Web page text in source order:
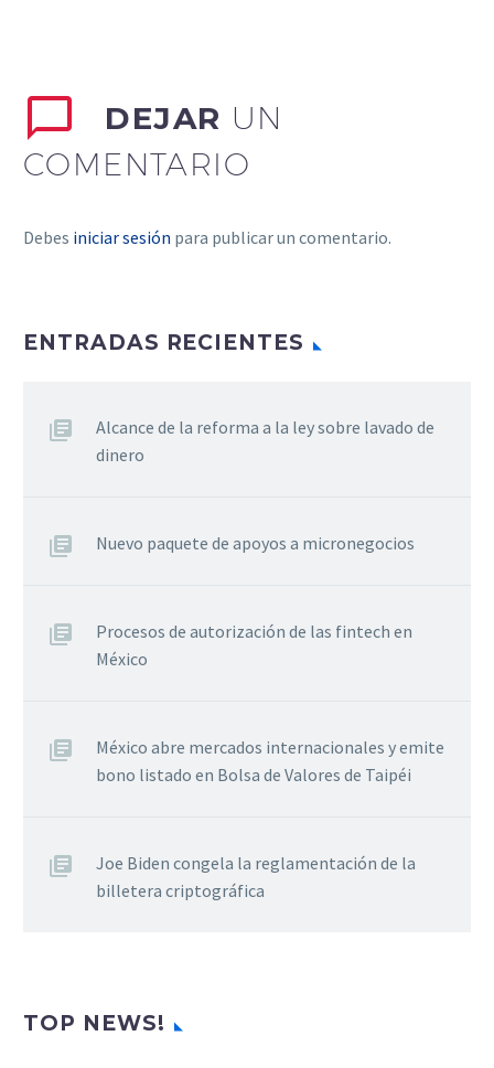
DEJAR UN
COMENTARIO
Debes iniciar sesión para publicar un comentario.
ENTRADAS RECIENTES
Alcance de la reforma a la ley sobre lavado de
dinero
Nuevo paquete de apoyos a micronegocios
Procesos de autorización de las fintech en
México
México abre mercados internacionales y emite
bono listado en Bolsa de Valores de Taipéi
Joe Biden congela la reglamentación de la
billetera criptográfica
TOP NEWS!